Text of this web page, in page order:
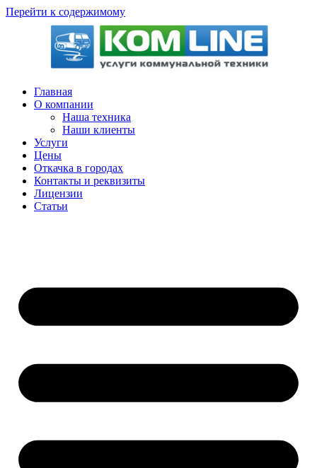
Перейти к содержимому
Главная
О компании
Наша техника
Наши клиенты
Услуги
Цены
Откачка в городах
Контакты и реквизиты
Лицензии
Статьи